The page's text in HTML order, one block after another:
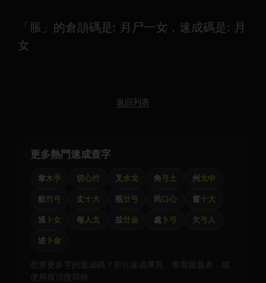
「脹」的倉頡碼是: 月尸一女，速成碼是: 月
女
返回列表
更多熱門速成查字
韋木手 切心竹 叉 水戈 角弓土 州 戈中
航竹弓 丈十大 瓶廿弓 民口心 窗十大
巡 卜女 每人戈 並廿金 處 卜弓 欠弓人
述 卜金
想查更多字的速成碼？前往速成專頁、查看鍵盤表，或
使用頁頂搜尋框。